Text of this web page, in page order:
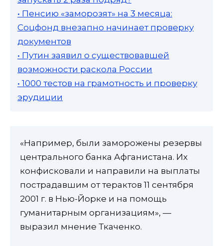
• Пенсию «заморозят» на 3 месяца:
Соцфонд внезапно начинает проверку
документов
• Путин заявил о существовавшей
возможности раскола России
• 1000 тестов на грамотность и проверку
эрудиции
«Например, были заморожены резервы
центрального банка Афганистана. Их
конфисковали и направили на выплаты
пострадавшим от терактов 11 сентября
2001 г. в Нью-Йорке и на помощь
гуманитарным организациям», —
выразил мнение Ткаченко.